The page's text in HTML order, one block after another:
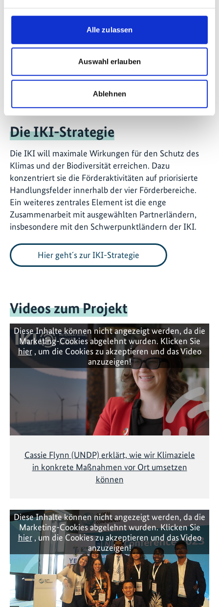
Alle zulassen
Auswahl erlauben
Ablehnen
Zukunft – Umwelt – Gesellschaft (ZUG) gGmbH
Kontaktformular
Die IKI-Strategie
Die IKI will maximale Wirkungen für den Schutz des
Klimas und der Biodiversität erreichen. Dazu
konzentriert sie die Förderaktivitäten auf priorisierte
Handlungsfelder innerhalb der vier Förderbereiche.
Ein weiteres zentrales Element ist die enge
Zusammenarbeit mit ausgewählten Partnerländern,
insbesondere mit den Schwerpunktländern der IKI.
Hier geht´s zur IKI-Strategie
Videos zum Projekt
Diese Inhalte können nicht angezeigt werden, da die
Marketing-Cookies abgelehnt wurden. Klicken Sie
hier, um die Cookies zu akzeptieren und das Video
anzuzeigen!
Cassie Flynn (UNDP) erklärt, wie wir Klimaziele
in konkrete Maßnahmen vor Ort umsetzen
können
Diese Inhalte können nicht angezeigt werden, da die
Marketing-Cookies abgelehnt wurden. Klicken Sie
hier, um die Cookies zu akzeptieren und das Video
anzuzeigen!